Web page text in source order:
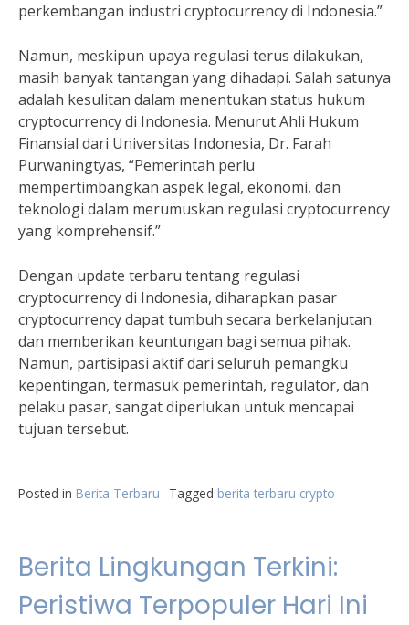
perkembangan industri cryptocurrency di Indonesia.”
Namun, meskipun upaya regulasi terus dilakukan,
masih banyak tantangan yang dihadapi. Salah satunya
adalah kesulitan dalam menentukan status hukum
cryptocurrency di Indonesia. Menurut Ahli Hukum
Finansial dari Universitas Indonesia, Dr. Farah
Purwaningtyas, “Pemerintah perlu
mempertimbangkan aspek legal, ekonomi, dan
teknologi dalam merumuskan regulasi cryptocurrency
yang komprehensif.”
Dengan update terbaru tentang regulasi
cryptocurrency di Indonesia, diharapkan pasar
cryptocurrency dapat tumbuh secara berkelanjutan
dan memberikan keuntungan bagi semua pihak.
Namun, partisipasi aktif dari seluruh pemangku
kepentingan, termasuk pemerintah, regulator, dan
pelaku pasar, sangat diperlukan untuk mencapai
tujuan tersebut.
Posted in Berita Terbaru Tagged berita terbaru crypto
Berita Lingkungan Terkini:
Peristiwa Terpopuler Hari Ini